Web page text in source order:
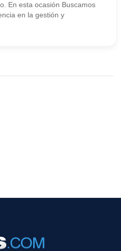
En esta ocasión Buscamos
en la gestión y